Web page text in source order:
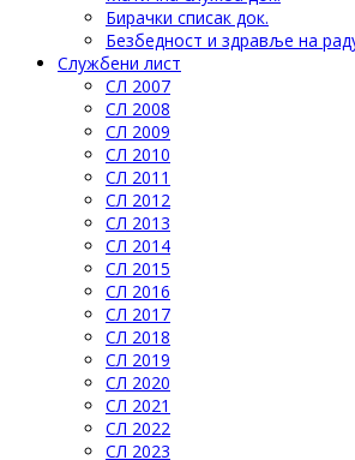
Бирачки списак док.
Безбедност и здравље на
Службени лист
СЛ 2007
СЛ 2008
СЛ 2009
СЛ 2010
СЛ 2011
СЛ 2012
СЛ 2013
СЛ 2014
СЛ 2015
СЛ 2016
СЛ 2017
СЛ 2018
СЛ 2019
СЛ 2020
СЛ 2021
СЛ 2022
СЛ 2023